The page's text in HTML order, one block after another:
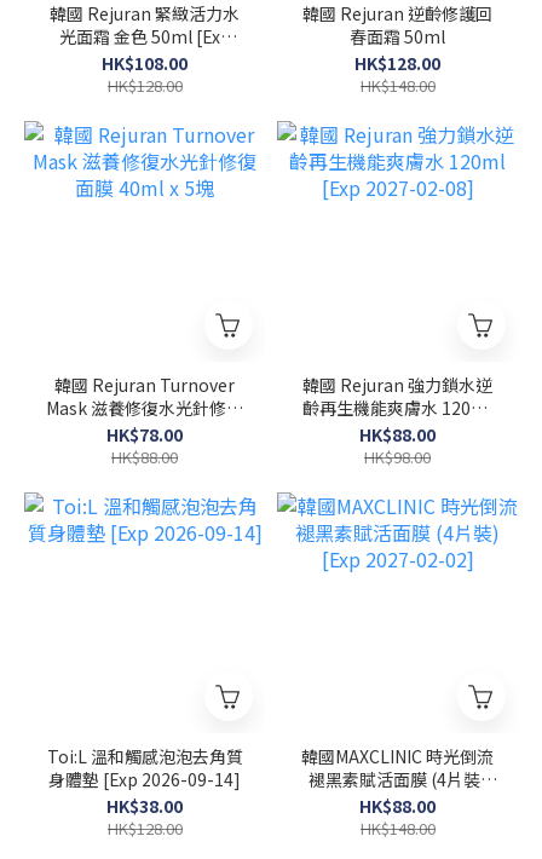
韓國 Rejuran 緊緻活力水
光面霜 金色 50ml [Exp
2027-07]
HK$108.00
HK$128.00
韓國 Rejuran 逆齡修護回
春面霜 50ml
HK$128.00
HK$148.00
韓國 Rejuran Turnover
Mask 滋養修復水光針修復
面膜 40ml x 5塊
HK$78.00
HK$88.00
韓國 Rejuran 強力鎖水逆
齡再生機能爽膚水 120ml
[Exp 2027-02-08]
HK$88.00
HK$98.00
Toi:L 溫和觸感泡泡去角質
身體墊 [Exp 2026-09-14]
HK$38.00
HK$128.00
韓國MAXCLINIC 時光倒流
褪黑素賦活面膜 (4片裝)
[Exp 2027-02-02]
HK$88.00
HK$148.00